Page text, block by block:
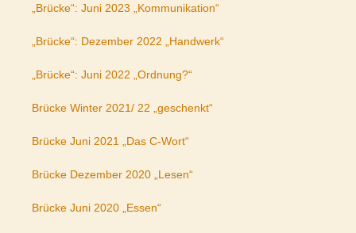
„Brücke“: Juni 2023 „Kommunikation“
„Brücke“: Dezember 2022 „Handwerk“
„Brücke“: Juni 2022 „Ordnung?“
Brücke Winter 2021/ 22 „geschenkt“
Brücke Juni 2021 „Das C-Wort“
Brücke Dezember 2020 „Lesen“
Brücke Juni 2020 „Essen“